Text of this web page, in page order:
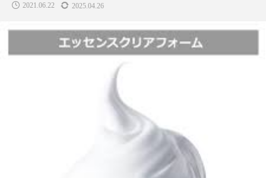
がもたらす可能性とこれから
2021.06.22 2025.04.26